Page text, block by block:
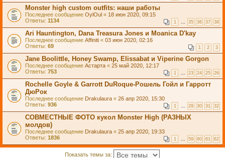
Monster high custom outfits: наши работы
Последнее сообщение OylOul « 18 июн 2020, 09:15
Ответы: 1134 1 … 35 36 37 38
Ari Hauntington, Dana Treasura Jones и Moanica D'kay
Последнее сообщение Affiniti « 03 июн 2020, 02:16
Ответы: 69 1 2 3
Jane Boolittle, Honey Swamp, Elissabat и Viperine Gorgon
Последнее сообщение Астарта « 25 май 2020, 12:17
Ответы: 753 1 … 23 24 25 26
Rochelle Goyle & Garrott DuRoque-Рошель Гойл и Гарротт
ДюРок
Последнее сообщение Drakulaura « 26 апр 2020, 15:30
Ответы: 936 1 … 29 30 31 32
СОВМЕСТНЫЕ ФОТО кукол Monster High (РАЗНЫХ
молдов)
Последнее сообщение Drakulaura « 25 апр 2020, 19:33
Ответы: 1836 1 … 59 60 61 62
Показать темы за: